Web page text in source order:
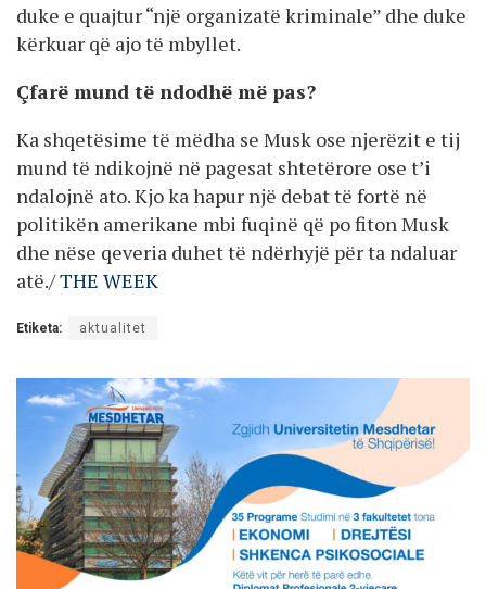
duke e quajtur “një organizatë kriminale” dhe duke
kërkuar që ajo të mbyllet.
Çfarë mund të ndodhë më pas?
Ka shqetësime të mëdha se Musk ose njerëzit e tij
mund të ndikojnë në pagesat shtetërore ose t’i
ndalojnë ato. Kjo ka hapur një debat të fortë në
politikën amerikane mbi fuqinë që po fiton Musk
dhe nëse qeveria duhet të ndërhyjë për ta ndaluar
atë./THE WEEK
Etiketa: aktualitet